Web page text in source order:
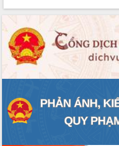
Ngành cá ngừ Đắk Lắk chủ động thích
ứng để giữ vững thị trường xuất khẩu
Diễn đàn Kinh tế tư nhân Việt Nam đột
phá cơ chế - Hợp tác công tư
Đề án 06 tạo bước ngoặt đột phá trong
cải cách hành chính tỉnh Đắk Lắk
Khởi động Dự án Đầu tư xây dựng hạ
tầng kỹ thuật Cụm công nghiệp Tân
Tiến